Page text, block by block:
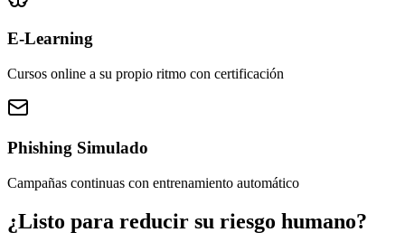
E-Learning
Cursos online a su propio ritmo con certificación
Phishing Simulado
Campañas continuas con entrenamiento automático
¿Listo para reducir su riesgo humano?